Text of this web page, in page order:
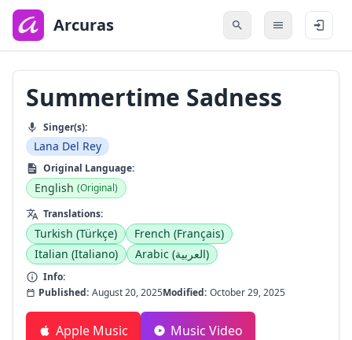
main
content
Arcuras
Summertime Sadness
Singer(s):
Lana Del Rey
Original Language:
English (Original)
Translations:
Turkish (Türkçe)
French (Français)
Italian (Italiano)
Arabic (العربية)
Info:
Published: August 20, 2025Modified: October 29, 2025
Apple Music Music Video